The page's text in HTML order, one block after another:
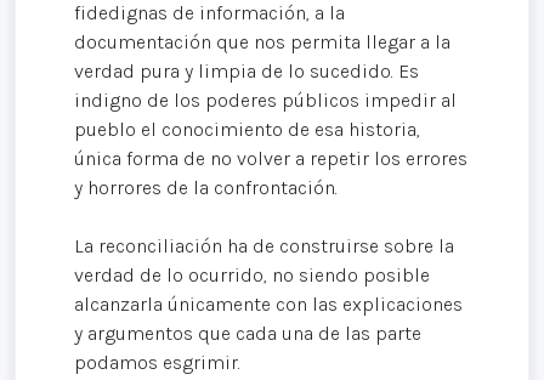
fidedignas de información, a la
documentación que nos permita llegar a la
verdad pura y limpia de lo sucedido. Es
indigno de los poderes públicos impedir al
pueblo el conocimiento de esa historia,
única forma de no volver a repetir los errores
y horrores de la confrontación.
La reconciliación ha de construirse sobre la
verdad de lo ocurrido, no siendo posible
alcanzarla únicamente con las explicaciones
y argumentos que cada una de las parte
podamos esgrimir.